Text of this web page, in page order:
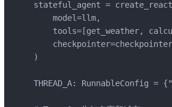
stateful_agent =
    model=llm,
tools=[get_weather,
)
THREAD_A: